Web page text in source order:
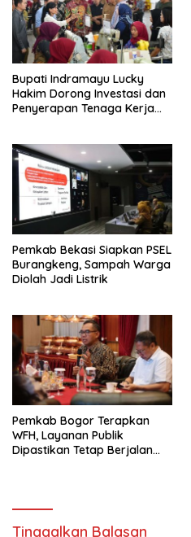
Bupati Indramayu Lucky
Hakim Dorong Investasi dan
Penyerapan Tenaga Kerja
Pemkab Bekasi Siapkan PSEL
Burangkeng, Sampah Warga
Diolah Jadi Listrik
Pemkab Bogor Terapkan
WFH, Layanan Publik
Dipastikan Tetap Berjalan
Tinggalkan Balasan